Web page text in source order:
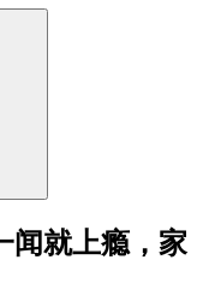
闻就上瘾，家